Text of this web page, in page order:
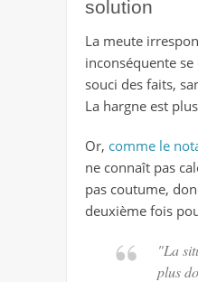
solution
La meute
inconséquente se
souci des faits,
La hargne est
Or, comme le
ne connaît pas
pas coutume,
deuxième fois
"La
plus